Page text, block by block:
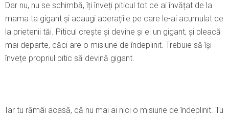
Dar nu, nu se schimbă, îți înveți piticul tot ce ai învățat de la
mama ta gigant și adaugi aberațiile pe care le-ai acumulat de
la prietenii tăi. Piticul crește și devine și el un gigant, și pleacă
mai departe, căci are o misiune de îndeplinit. Trebuie să își
învețe propriul pitic să devină gigant.
Iar tu rămâi acasă, că nu mai ai nici o misiune de îndeplinit. Tu